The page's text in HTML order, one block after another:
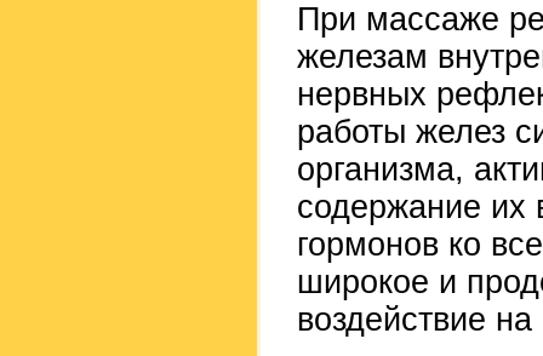
При массаже
железам
нервных
работы желез
организма,
содержание их
гормонов ко
широкое и
воздействие